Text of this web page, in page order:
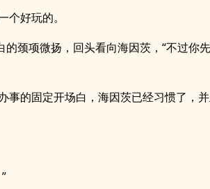
好玩的。
的颈项微扬，回头看向海因茨，“不过你
事的固定开场白，海因茨已经习惯了，